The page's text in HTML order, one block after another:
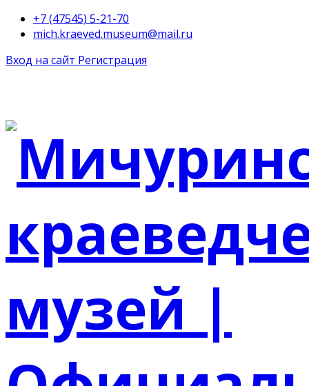
+7 (47545) 5-21-70
mich.kraeved.museum@mail.ru
Вход на сайт Регистрация